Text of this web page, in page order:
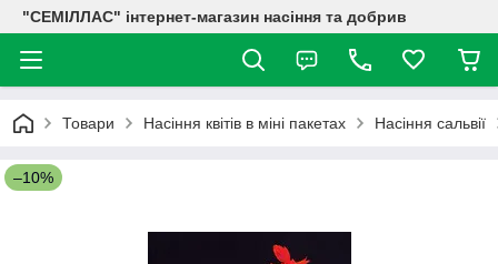
"СЕМІЛЛАС" інтернет-магазин насіння та добрив
Товари Насіння квітів в міні пакетах Насіння сальвії
–10%